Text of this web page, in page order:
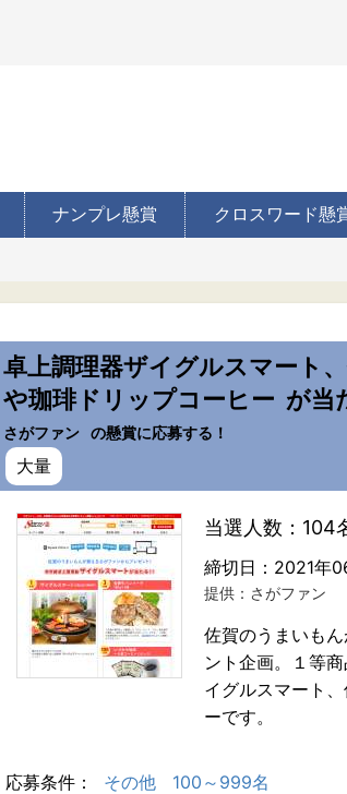
ナンプレ懸賞 クロスワード懸
卓上調理器ザイグルスマート
や珈琲ドリップコーヒー が当
さがファン の懸賞に応募する！
大量
当選人数：104
締切日：2021年
提供：さがファン
佐賀のうまいも
ント企画。１等
イグルスマート
ーです。
応募条件： その他
100～999名